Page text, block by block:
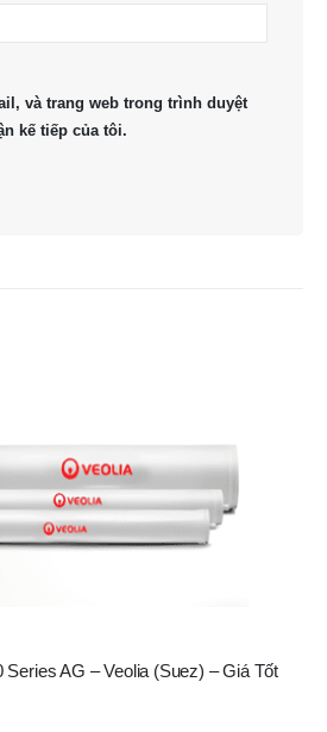
và trang web trong trình duyệt
kế tiếp của tôi.
Series AG – Veolia (Suez) – Giá Tốt